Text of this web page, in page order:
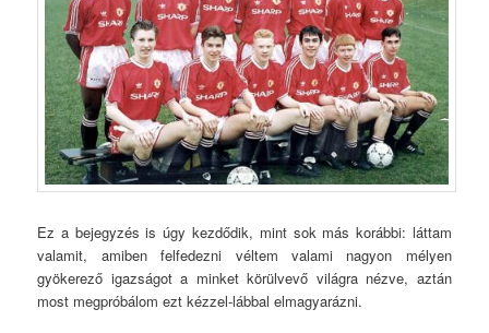
Ez a bejegyzés is úgy kezdődik, mint sok más korábbi: láttam
valamit, amiben felfedezni véltem valami nagyon mélyen
gyökerező igazságot a minket körülvevő világra nézve, aztán
most megpróbálom ezt kézzel-lábbal elmagyarázni.